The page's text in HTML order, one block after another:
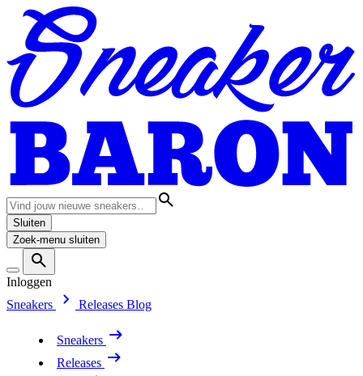
Sluiten
Zoek-menu sluiten
Inloggen
Sneakers
Releases Blog
Sneakers
Releases